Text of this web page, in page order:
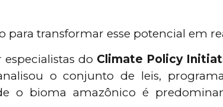
para transformar esse potencial em
do Climate Policy
o conjunto de leis,
o bioma amazônico é